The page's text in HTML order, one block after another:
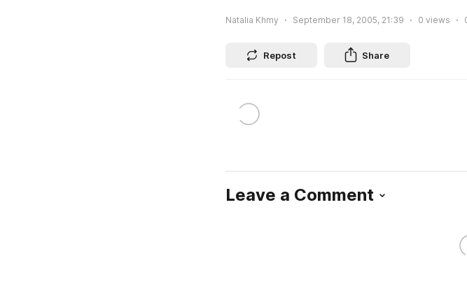
Natalia Khmy September 18, 2005, 21:39 0 views
Repost Share
Leave a Comment